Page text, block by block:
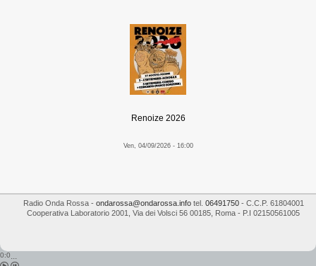
Renoize 2026
Ven, 04/09/2026 - 16:00
Radio Onda Rossa- ondarossa@ondarossa.infotel. 06491750- C.C.P. 61804001
Cooperativa Laboratorio 2001
Via dei Volsci 56 00185 Roma - P.I 02150561005
0:0...